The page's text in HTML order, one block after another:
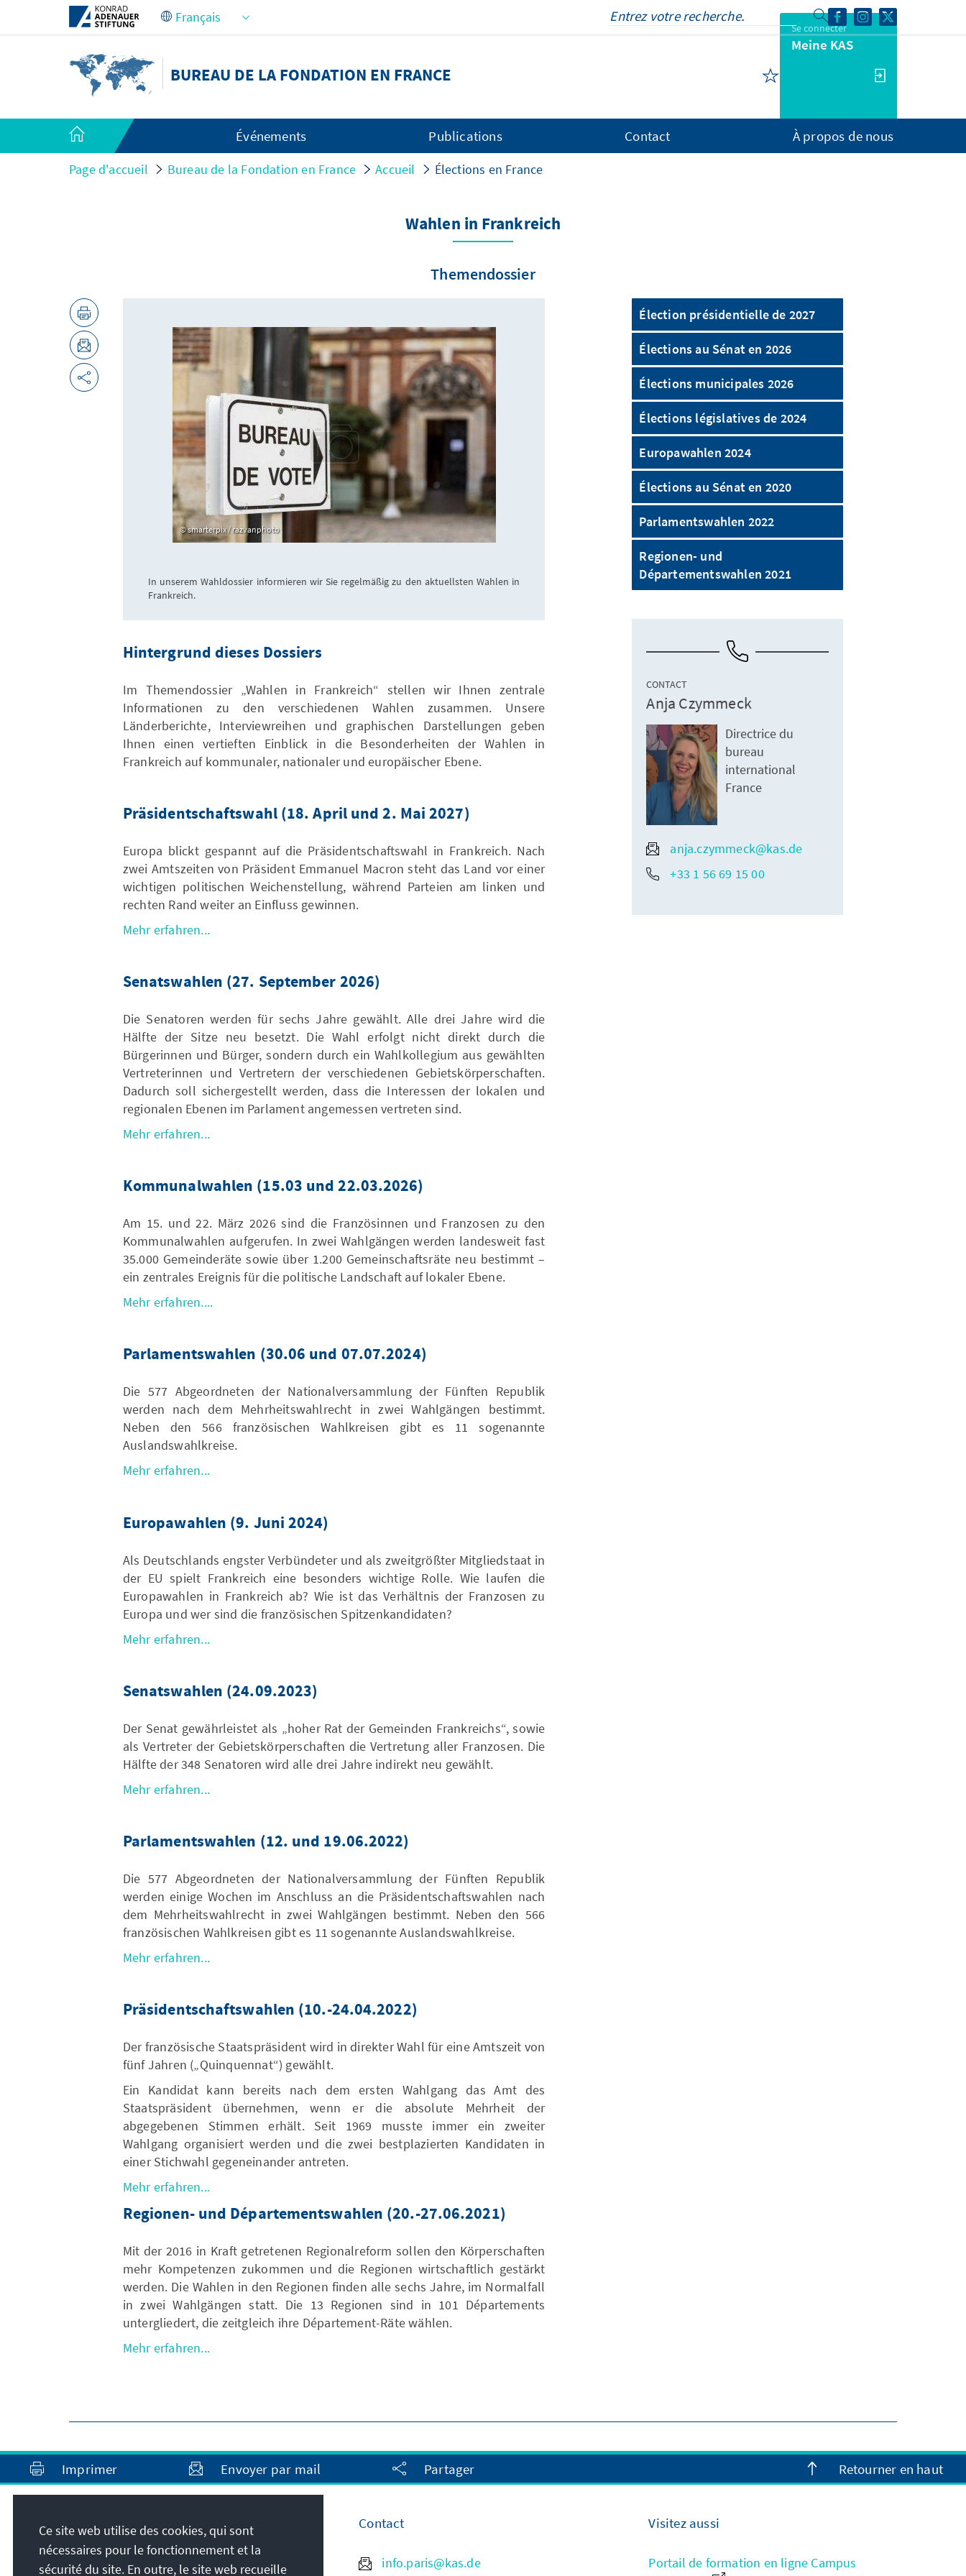
Saut au contenu principal
BUREAU DE LA FONDATION EN FRANCE
Se connecter
Meine KAS
Événements Publications Contact À propos de nous
Page d'accueil Bureau de la Fondation en France Accueil Élections en France
Wahlen in Frankreich
Themendossier
smarterpix / razvanphoto
In unserem Wahldossier informieren wir Sie regelmäßig zu den aktuellsten Wahlen in
Frankreich.
Hintergrund dieses Dossiers
Im Themendossier „Wahlen in Frankreich“ stellen wir Ihnen zentrale
Informationen zu den verschiedenen Wahlen zusammen. Unsere
Länderberichte, Interviewreihen und graphischen Darstellungen geben
Ihnen einen vertieften Einblick in die Besonderheiten der Wahlen in
Frankreich auf kommunaler, nationaler und europäischer Ebene.
Präsidentschaftswahl (18. April und 2. Mai 2027)
Europa blickt gespannt auf die Präsidentschaftswahl in Frankreich. Nach
zwei Amtszeiten von Präsident Emmanuel Macron steht das Land vor einer
wichtigen politischen Weichenstellung, während Parteien am linken und
rechten Rand weiter an Einfluss gewinnen.
Mehr erfahren...
Senatswahlen (27. September 2026)
Die Senatoren werden für sechs Jahre gewählt. Alle drei Jahre wird die
Hälfte der Sitze neu besetzt. Die Wahl erfolgt nicht direkt durch die
Bürgerinnen und Bürger, sondern durch ein Wahlkollegium aus gewählten
Vertreterinnen und Vertretern der verschiedenen Gebietskörperschaften.
Dadurch soll sichergestellt werden, dass die Interessen der lokalen und
regionalen Ebenen im Parlament angemessen vertreten sind.
Mehr erfahren...
Kommunalwahlen (15.03 und 22.03.2026)
Am 15. und 22. März 2026 sind die Französinnen und Franzosen zu den
Kommunalwahlen aufgerufen. In zwei Wahlgängen werden landesweit fast
35.000 Gemeinderäte sowie über 1.200 Gemeinschaftsräte neu bestimmt –
ein zentrales Ereignis für die politische Landschaft auf lokaler Ebene.
Mehr erfahren....
Parlamentswahlen (30.06 und 07.07.2024)
Die 577 Abgeordneten der Nationalversammlung der Fünften Republik
werden nach dem Mehrheitswahlrecht in zwei Wahlgängen bestimmt.
Neben den 566 französischen Wahlkreisen gibt es 11 sogenannte
Auslandswahlkreise.
Mehr erfahren...
Europawahlen (9. Juni 2024)
Als Deutschlands engster Verbündeter und als zweitgrößter Mitgliedstaat in
der EU spielt Frankreich eine besonders wichtige Rolle. Wie laufen die
Europawahlen in Frankreich ab? Wie ist das Verhältnis der Franzosen zu
Europa und wer sind die französischen Spitzenkandidaten?
Mehr erfahren...
Senatswahlen (24.09.2023)
Der Senat gewährleistet als „hoher Rat der Gemeinden Frankreichs“, sowie
als Vertreter der Gebietskörperschaften die Vertretung aller Franzosen. Die
Hälfte der 348 Senatoren wird alle drei Jahre indirekt neu gewählt.
Mehr erfahren...
Parlamentswahlen (12. und 19.06.2022)
Die 577 Abgeordneten der Nationalversammlung der Fünften Republik
werden einige Wochen im Anschluss an die Präsidentschaftswahlen nach
dem Mehrheitswahlrecht in zwei Wahlgängen bestimmt. Neben den 566
französischen Wahlkreisen gibt es 11 sogenannte Auslandswahlkreise.
Mehr erfahren...
Präsidentschaftswahlen (10.-24.04.2022)
Der französische Staatspräsident wird in direkter Wahl für eine Amtszeit von
fünf Jahren („Quinquennat“) gewählt.
Ein Kandidat kann bereits nach dem ersten Wahlgang das Amt des
Staatspräsident übernehmen, wenn er die absolute Mehrheit der
abgegebenen Stimmen erhält. Seit 1969 musste immer ein zweiter
Wahlgang organisiert werden und die zwei bestplazierten Kandidaten in
einer Stichwahl gegeneinander antreten.
Mehr erfahren...
Regionen- und Départementswahlen (20.-27.06.2021)
Mit der 2016 in Kraft getretenen Regionalreform sollen den Körperschaften
mehr Kompetenzen zukommen und die Regionen wirtschaftlich gestärkt
werden. Die Wahlen in den Regionen finden alle sechs Jahre, im Normalfall
in zwei Wahlgängen statt. Die 13 Regionen sind in 101 Départements
untergliedert, die zeitgleich ihre Département-Räte wählen.
Mehr erfahren...
Élection présidentielle de 2027
Élections au Sénat en 2026
Élections municipales 2026
Élections législatives de 2024
Europawahlen 2024
Élections au Sénat en 2020
Parlamentswahlen 2022
Regionen- und
Départementswahlen 2021
CONTACT
Anja Czymmeck
Directrice du
bureau
international
France
anja.czymmeck@kas.de
+33 1 56 69 15 00
Imprimer Envoyer par mail Partager Retourner en haut
Adresse
Konrad-Adenauer-Stiftung e.V.
Contact
info.paris@kas.de
Visitez aussi
Portail de formation en ligne Campus
Ce site web utilise des cookies, qui sont
nécessaires pour le fonctionnement et la
sécurité du site. En outre, le site web recueille